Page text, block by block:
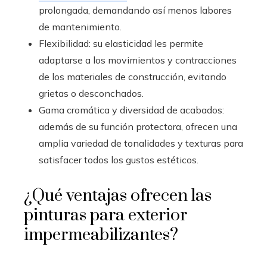
prolongada, demandando así menos labores
de mantenimiento.
Flexibilidad: su elasticidad les permite
adaptarse a los movimientos y contracciones
de los materiales de construcción, evitando
grietas o desconchados.
Gama cromática y diversidad de acabados:
además de su función protectora, ofrecen una
amplia variedad de tonalidades y texturas para
satisfacer todos los gustos estéticos.
¿Qué ventajas ofrecen las
pinturas para exterior
impermeabilizantes?